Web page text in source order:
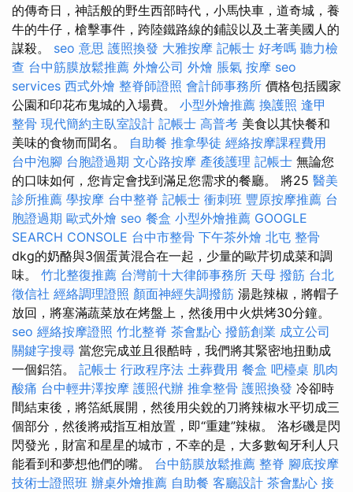
的傳奇日，神話般的野生西部時代，小馬快車，道奇城，養
牛的牛仔，槍擊事件，跨陸鐵路線的鋪設以及土著美國人的
謀殺。 seo 意思 護照換發 大雅按摩 記帳士 好考嗎 聽力檢
查 台中筋膜放鬆推薦 外燴公司 外燴 脹氣 按摩 seo
services 西式外燴 整脊師證照 會計師事務所 價格包括國家
公園和印花布鬼城的入場費。 小型外燴推薦 換護照 逢甲
整骨 現代簡約主臥室設計 記帳士 高普考 美食以其快餐和
美味的食物而聞名。 自助餐 推拿學徒 經絡按摩課程費用
台中泡腳 台胞證過期 文心路按摩 產後護理 記帳士 無論您
的口味如何，您肯定會找到滿足您需求的餐廳。 將25 醫美
診所推薦 學按摩 台中整脊 記帳士 衝刺班 豐原按摩推薦 台
胞證過期 歐式外燴 seo 餐盒 小型外燴推薦 GOOGLE
SEARCH CONSOLE 台中市整骨 下午茶外燴 北屯 整骨
dkg的奶酪與3個蛋黃混合在一起，少量的歐芹切成菜和調
味。 竹北整復推薦 台灣前十大律師事務所 天母 撥筋 台北
徵信社 經絡調理證照 顏面神經失調撥筋 湯匙辣椒，將帽子
放回，將塞滿蔬菜放在烤盤上，然後用中火烘烤30分鐘。
seo 經絡按摩證照 竹北整脊 茶會點心 撥筋創業 成立公司
關鍵字搜尋 當您完成並且很酷時，我們將其緊密地扭動成
一個鋁箔。 記帳士 行政程序法 土葬費用 餐盒 吧檯桌 肌肉
酸痛 台中輕井澤按摩 護照代辦 推拿整骨 護照換發 冷卻時
間結束後，將箔紙展開，然後用尖銳的刀將辣椒水平切成三
個部分，然後將戒指互相放置，即“重建”辣椒。 洛杉磯是閃
閃發光，財富和星星的城市，不幸的是，大多數匈牙利人只
能看到和夢想他們的嘴。 台中筋膜放鬆推薦 整脊 腳底按摩
技術士證照班 辦桌外燴推薦 自助餐 客廳設計 茶會點心 接